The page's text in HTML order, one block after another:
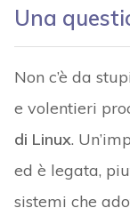
Una
Non c’è da
e volentieri
di Linux.
ed è legata,
sistemi che